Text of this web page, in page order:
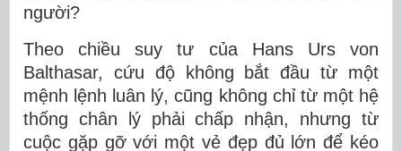
người?
Theo chiều suy tư của Hans Urs von
Balthasar, cứu độ không bắt đầu từ một
mệnh lệnh luân lý, cũng không chỉ từ một hệ
thống chân lý phải chấp nhận, nhưng từ
cuộc gặp gỡ với một vẻ đẹp đủ lớn để kéo